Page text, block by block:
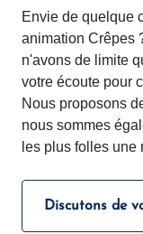
Envie de quelque
animation Crêpes
n'avons de limite
votre écoute pour
Nous proposons
nous sommes
les plus folles une
Discutons de